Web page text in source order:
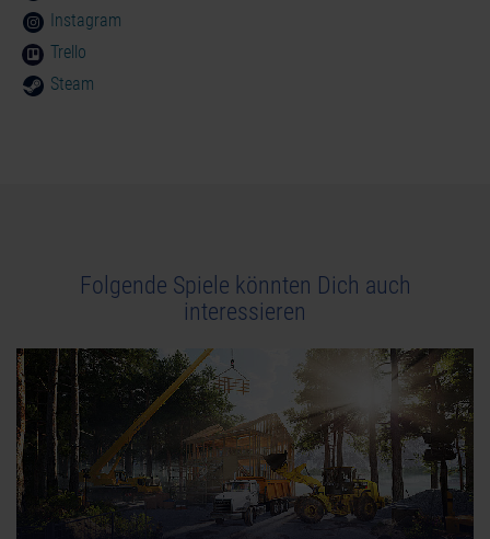
Instagram
Trello
Steam
Folgende Spiele könnten Dich auch
interessieren